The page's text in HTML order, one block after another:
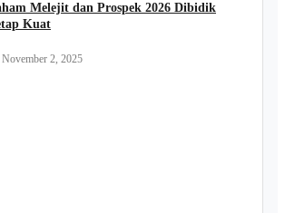
Melejit dan Prospek 2026 Dibidik
Kuat
November 2, 2025